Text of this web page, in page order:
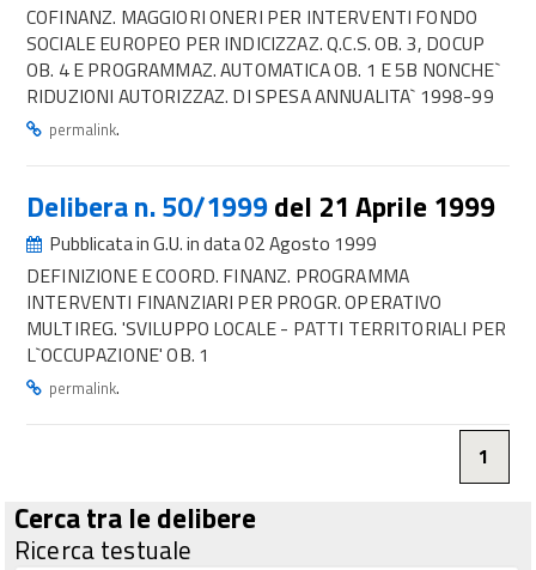
COFINANZ. MAGGIORI ONERI PER INTERVENTI FONDO
SOCIALE EUROPEO PER INDICIZZAZ. Q.C.S. OB. 3, DOCUP
OB. 4 E PROGRAMMAZ. AUTOMATICA OB. 1 E 5B NONCHE`
RIDUZIONI AUTORIZZAZ. DI SPESA ANNUALITA` 1998-99
permalink.
Delibera n. 50/1999del 21 Aprile 1999
Pubblicata in G.U. in data 02 Agosto 1999
DEFINIZIONE E COORD. FINANZ. PROGRAMMA
INTERVENTI FINANZIARI PER PROGR. OPERATIVO
MULTIREG. 'SVILUPPO LOCALE - PATTI TERRITORIALI PER
L`OCCUPAZIONE' OB. 1
permalink.
1
Cerca tra le delibere
Ricerca testuale